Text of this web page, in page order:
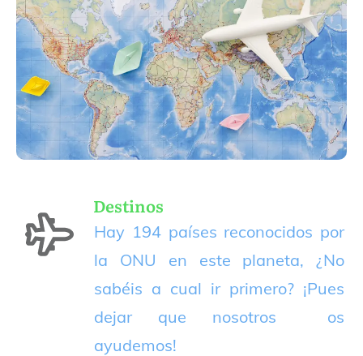
Destinos
Hay 194 países reconocidos por
la ONU en este planeta, ¿No
sabéis a cual ir primero? ¡Pues
dejar que nosotros os
ayudemos!